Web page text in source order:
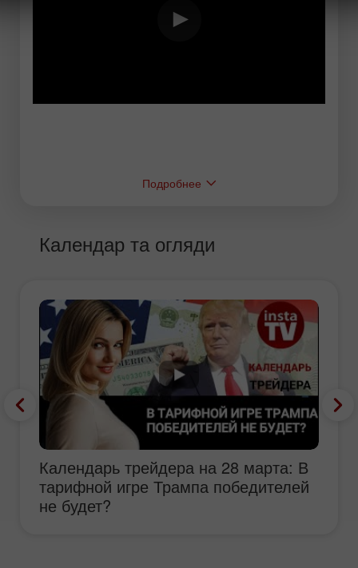
Подробнее
Календар та огляди
Календарь трейдера на 28 марта: В
тарифной игре Трампа победителей
не будет?